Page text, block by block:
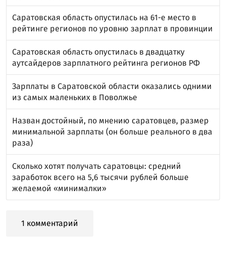
Саратовская область опустилась на 61-е место в
рейтинге регионов по уровню зарплат в провинции
Саратовская область опустилась в двадцатку
аутсайдеров зарплатного рейтинга регионов РФ
Зарплаты в Саратовской области оказались одними
из самых маленьких в Поволжье
Назван достойный, по мнению саратовцев, размер
минимальной зарплаты (он больше реального в два
раза)
Сколько хотят получать саратовцы: средний
заработок всего на 5,6 тысячи рублей больше
желаемой «минималки»
1 комментарий